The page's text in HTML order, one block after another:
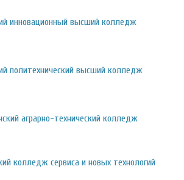
инновационный высший колледж
политехнический высший колледж
аграрно-технический колледж
колледж сервиса и новых технологий